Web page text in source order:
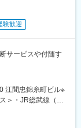
験歓迎
サービスや付随す
江間忠錦糸町ビル※
＞・JR総武線（快
駅より徒歩5分・東
5分※受動喫煙対